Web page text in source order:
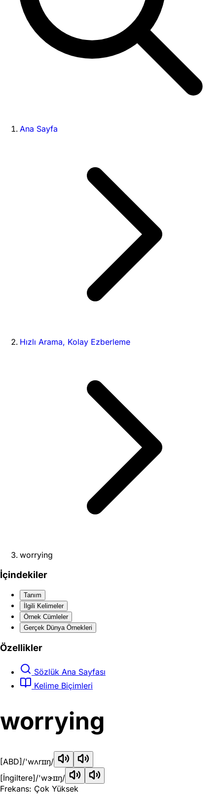
Ana Sayfa
Hızlı Arama, Kolay Ezberleme
worrying
İçindekiler
Tanım
İlgili Kelimeler
Örnek Cümleler
Gerçek Dünya Örnekleri
Özellikler
Sözlük Ana Sayfası
Kelime Biçimleri
worrying
[ABD] /'wʌrɪɪŋ/
[İngiltere]/'wɝɪɪŋ/
Frekans: Çok Yüksek